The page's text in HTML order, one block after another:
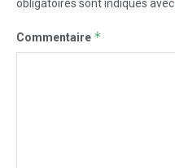
obligatoires sont indiqués avec
Commentaire *